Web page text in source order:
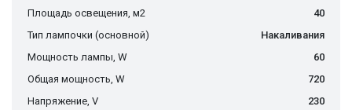
Площадь освещения, м2
40
Тип лампочки (основной)
Накаливания
Мощность лампы, W
60
Общая мощность, W
720
Напряжение, V
230